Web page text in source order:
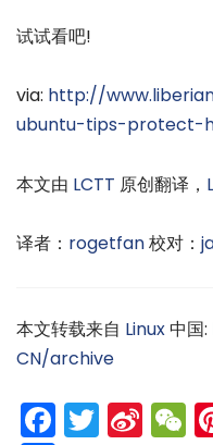
试试看吧!
via: http://
ubuntu-tips-protect-
本文由 LCTT 原创翻译，
译者： rogetfan校对：
本文转载来自 Linux中国:
CN/archive
Twitter